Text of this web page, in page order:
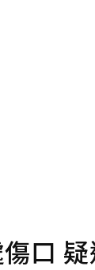
口